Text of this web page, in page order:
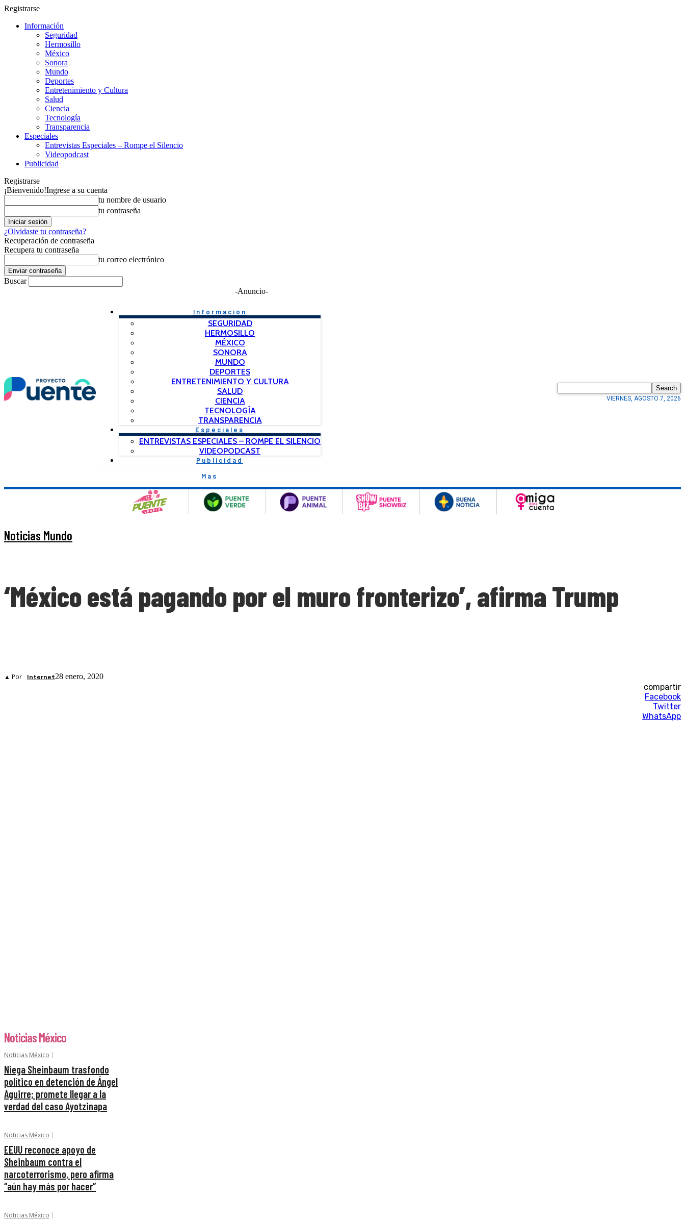
Registrarse
Información
Seguridad
Hermosillo
México
Sonora
Mundo
Deportes
Entretenimiento y Cultura
Salud
Ciencia
Tecnología
Transparencia
Especiales
Entrevistas Especiales – Rompe el Silencio
Videopodcast
Publicidad
Registrarse
¡Bienvenido!Ingrese a su cuenta
tu nombre de usuario
tu contraseña
¿Olvidaste tu contraseña?
Recuperación de contraseña
Recupera tu contraseña
tu correo electrónico
Buscar
-Anuncio-
Información
SEGURIDAD
HERMOSILLO
MÉXICO
SONORA
MUNDO
DEPORTES
ENTRETENIMIENTO Y CULTURA
SALUD
CIENCIA
TECNOLOGÍA
TRANSPARENCIA
Especiales
ENTREVISTAS ESPECIALES – ROMPE EL SILENCIO
VIDEOPODCAST
Publicidad
Mas
Search
VIERNES, AGOSTO 7, 2026
Noticias Mundo
‘México está pagando por el muro fronterizo’, afirma Trump
▲ Por Internet28 enero, 2020
compartir
Facebook
Twitter
WhatsApp
Noticias México
Noticias México
Niega Sheinbaum trasfondo
político en detención de Ángel
Aguirre; promete llegar a la
verdad del caso Ayotzinapa
Noticias México
EEUU reconoce apoyo de
Sheinbaum contra el
narcoterrorismo, pero afirma
“aún hay más por hacer”
Noticias México